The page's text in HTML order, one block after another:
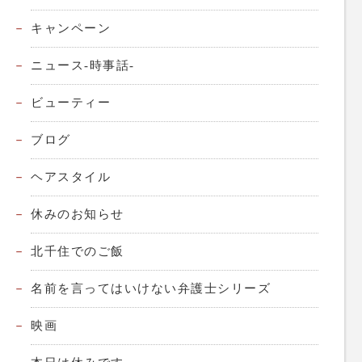
キャンペーン
ニュース-時事話-
ビューティー
ブログ
ヘアスタイル
休みのお知らせ
北千住でのご飯
名前を言ってはいけない弁護士シリーズ
映画